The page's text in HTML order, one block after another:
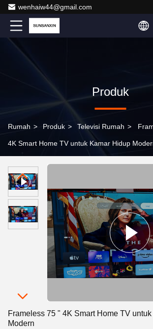
wenhaiw44@gmail.com
Produk
Rumah > Produk > Televisi Rumah >
4K Smart Home TV untuk Kamar Hidup
Frameless 75 " 4K Smart Home TV
Modern